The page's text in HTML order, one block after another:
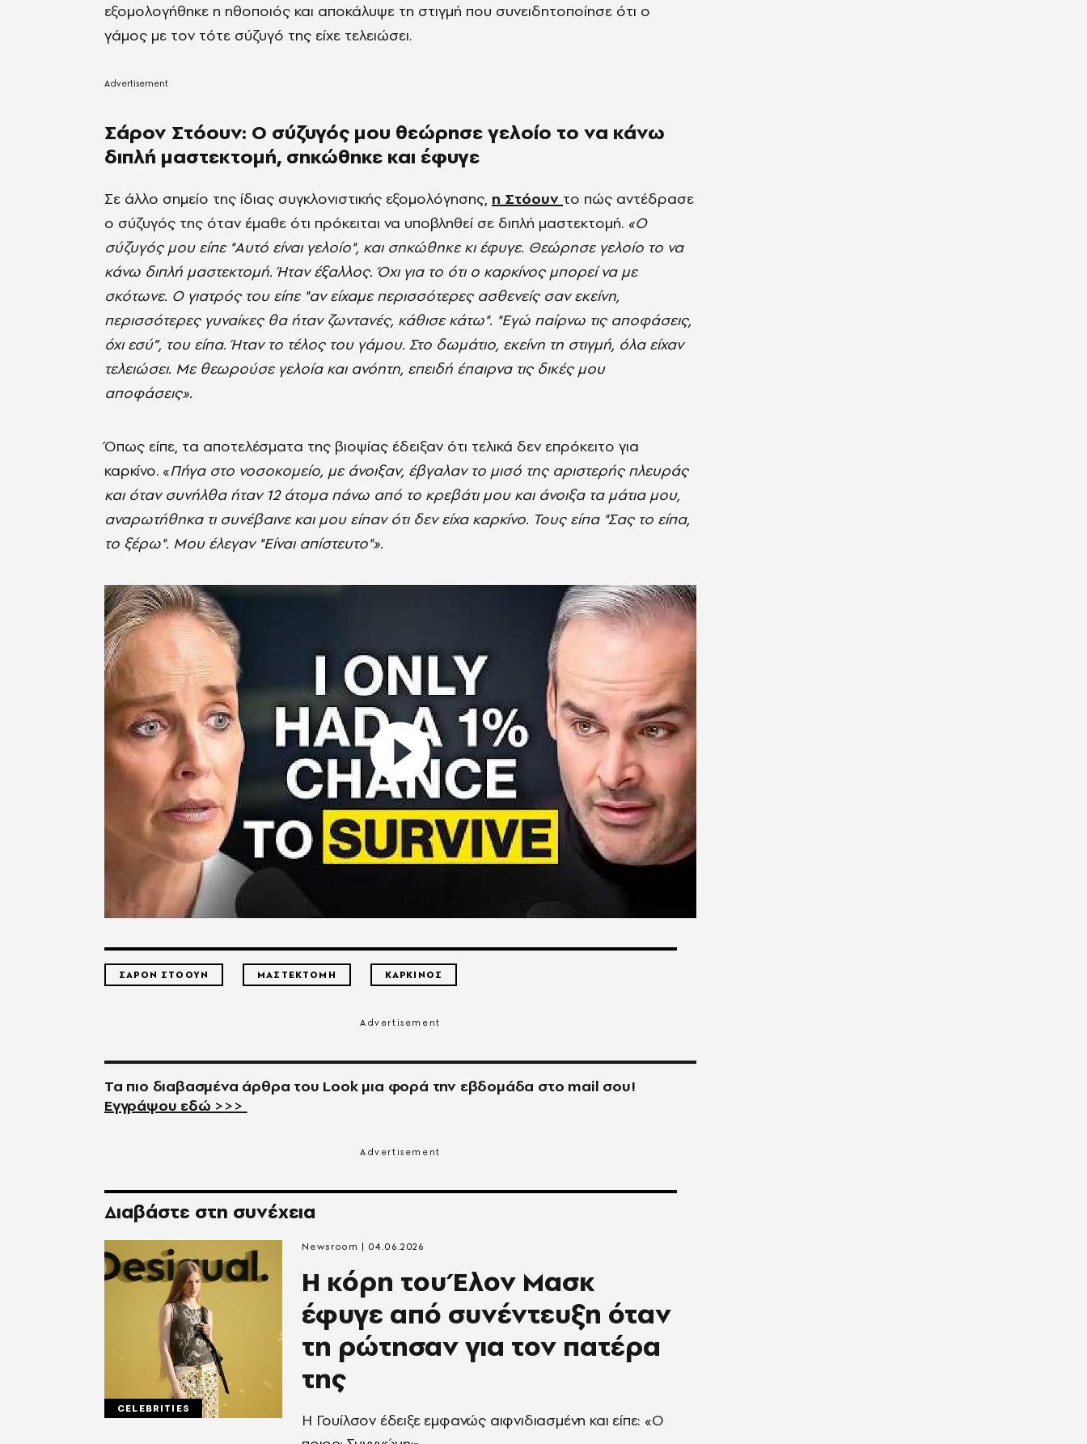
εξομολογήθηκε η ηθοποιός και αποκάλυψε τη στιγμή που συνειδητοποίησε ότι ο
γάμος με τον τότε σύζυγό της είχε τελειώσει.
Σάρον Στόουν: Ο σύζυγός μου θεώρησε γελοίο το να κάνω
διπλή μαστεκτομή, σηκώθηκε και έφυγε
Σε άλλο σημείο της ίδιας συγκλονιστικής εξομολόγησης, η Στόουν το πώς αντέδρασε
ο σύζυγός της όταν έμαθε ότι πρόκειται να υποβληθεί σε διπλή μαστεκτομή. «Ο
σύζυγός μου είπε "Αυτό είναι γελοίο", και σηκώθηκε κι έφυγε. Θεώρησε γελοίο το να
κάνω διπλή μαστεκτομή. Ήταν έξαλλος. Όχι για το ότι ο καρκίνος μπορεί να με
σκότωνε. Ο γιατρός του είπε "αν είχαμε περισσότερες ασθενείς σαν εκείνη,
περισσότερες γυναίκες θα ήταν ζωντανές, κάθισε κάτω". "Εγώ παίρνω τις αποφάσεις,
όχι εσύ”, του είπα. Ήταν το τέλος του γάμου. Στο δωμάτιο, εκείνη τη στιγμή, όλα είχαν
τελειώσει. Με θεωρούσε γελοία και ανόητη, επειδή έπαιρνα τις δικές μου
αποφάσεις».
Όπως είπε, τα αποτελέσματα της βιοψίας έδειξαν ότι τελικά δεν επρόκειτο για
καρκίνο. «Πήγα στο νοσοκομείο, με άνοιξαν, έβγαλαν το μισό της αριστερής πλευράς
και όταν συνήλθα ήταν 12 άτομα πάνω από το κρεβάτι μου και άνοιξα τα μάτια μου,
αναρωτήθηκα τι συνέβαινε και μου είπαν ότι δεν είχα καρκίνο. Τους είπα "Σας το είπα,
το ξέρω". Μου έλεγαν "Είναι απίστευτο"».
ΣΑΡΟΝ ΣΤΟΟΥΝ ΜΑΣΤΕΚΤΟΜΗ ΚΑΡΚΙΝΟΣ
Τα πιο διαβασμένα άρθρα του Look μια φορά την εβδομάδα στο mail σου!
Εγγράψου εδώ >>>
Διαβάστε στη συνέχεια
CELEBRITIES
Η κόρη του Έλον Μασκ
έφυγε από συνέντευξη όταν
τη ρώτησαν για τον πατέρα
της
Η Γουίλσον έδειξε εμφανώς αιφνιδιασμένη και είπε: «Ο
Newsroom 04.06.2026